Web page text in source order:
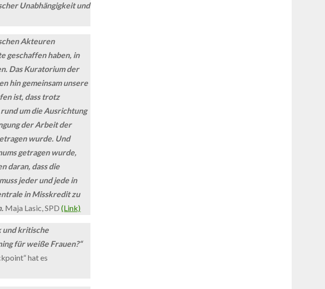
Unabhängigkeit und
Akteuren
geschaffen haben, in
Das Kuratorium der
hin gemeinsam unsere
ist, dass trotz
um die Ausrichtung
der Arbeit der
wurde. Und
getragen wurde,
daran, dass die
jeder und jede in
in Misskredit zu
Maja Lasic, SPD(Link)
und kritische
für weiße Frauen?“
hat es